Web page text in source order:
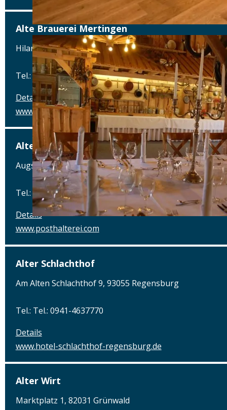
Alte Brauerei Mertingen
Hilaria-Lechner-Straße 21, 86690 Mertingen
Tel.: Tel.: 09078-912320
Details
www.alte-brauerei-mertingen.de
Alte Posthalterei
Augsburger Straße 2, 86441 Zusmarshausen
Tel.: Tel.: 08291-858220
Details
www.posthalterei.com
Alter Schlachthof
Am Alten Schlachthof 9, 93055 Regensburg
Tel.: Tel.: 0941-4637770
Details
www.hotel-schlachthof-regensburg.de
Alter Wirt
Marktplatz 1, 82031 Grünwald